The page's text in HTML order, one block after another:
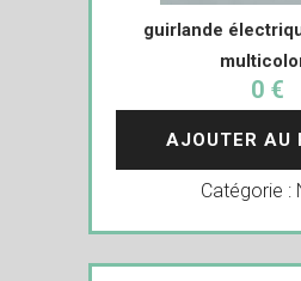
guirlande
0 €
AJOUTER AU
Catégorie :